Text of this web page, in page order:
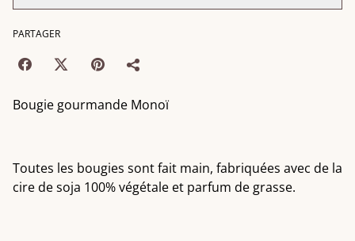
PARTAGER
Bougie gourmande Monoï
Toutes les bougies sont fait main, fabriquées avec de la
cire de soja 100% végétale et parfum de grasse.